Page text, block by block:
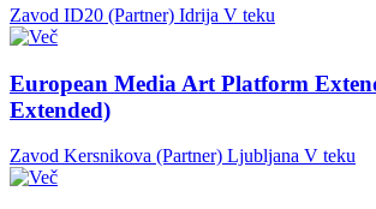
Zavod ID20 (Partner) Idrija V teku
European Media Art Platform
Extended)
Zavod Kersnikova (Partner) Ljubljana V teku